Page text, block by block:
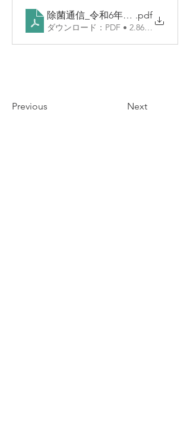
除菌通信_令和6年3月号
.pdf
ダウンロード：PDF • 2.86MB
Previous Next